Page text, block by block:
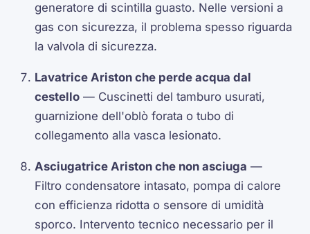
generatore di scintilla guasto. Nelle versioni a
gas con sicurezza, il problema spesso riguarda
la valvola di sicurezza.
Lavatrice Ariston che perde acqua dal
cestello — Cuscinetti del tamburo usurati,
guarnizione dell'oblò forata o tubo di
collegamento alla vasca lesionato.
Asciugatrice Ariston che non asciuga —
Filtro condensatore intasato, pompa di calore
con efficienza ridotta o sensore di umidità
sporco. Intervento tecnico necessario per il